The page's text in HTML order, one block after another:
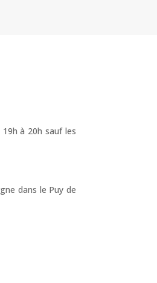
à 20h sauf les
dans le Puy de